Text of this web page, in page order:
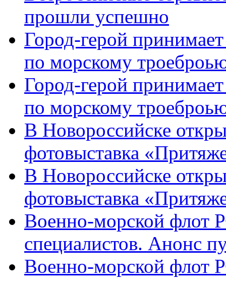
прошли успешно
Город-герой
по морскому
Город-герой
по морскому
В Новороссийске
фотовыставка
В Новороссийске
фотовыставка
Военно-морской флот
специалистов. Анонс
Военно-морской флот